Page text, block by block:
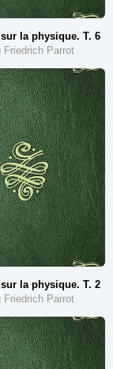
la physique. T. 6
Friedrich Parrot
la physique. T. 2
Friedrich Parrot